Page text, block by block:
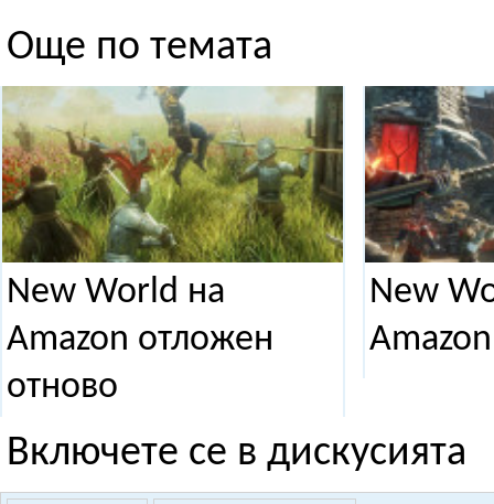
Още по темата
New World на
Amazon отложен
отново
New
Включете се в дискусията